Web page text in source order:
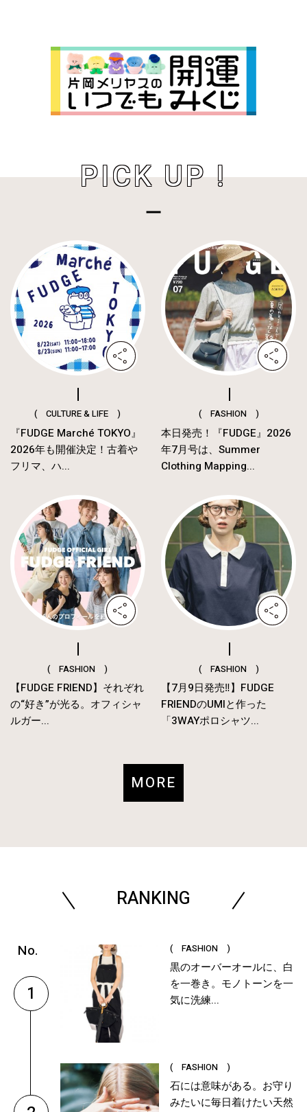
PICK UP !
( CULTURE & LIFE )
『FUDGE Marché TOKYO』
2026年も開催決定！古着や
フリマ、ハ...
( FASHION )
本日発売！『FUDGE』2026
年7月号は、Summer
Clothing Mapping...
( FASHION )
【FUDGE FRIEND】それぞれ
の“好き”が光る。オフィシャ
ルガー...
( FASHION )
【7月9日発売‼︎】FUDGE
FRIENDのUMIと作った
「3WAYポロシャツ...
MORE
RANKING
1
( FASHION )
黒のオーバーオールに、白
を一巻き。モノトーンを一
気に洗練...
( FASHION )
石には意味がある。お守り
みたいに毎日着けたい天然